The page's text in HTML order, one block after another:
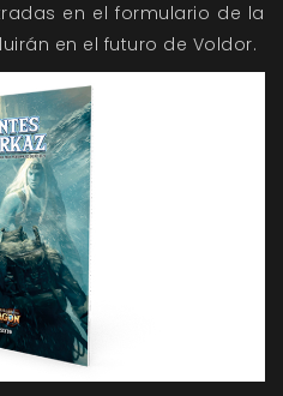
en el formulario de la
en el futuro de Voldor.